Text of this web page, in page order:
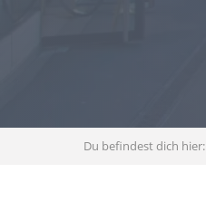
Du befindest dich hier: